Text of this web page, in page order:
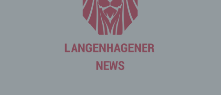
entsprechenden Einstellung des genutzten
Internetbrowsers verhindern und damit der Setzung von
Cookies dauerhaft widersprechen. Ferner können
bereits gesetzte Cookies jederzeit über einen
Internetbrowser oder andere Softwareprogramme
Internetbrowsern möglich. Deaktiviert die betroffene